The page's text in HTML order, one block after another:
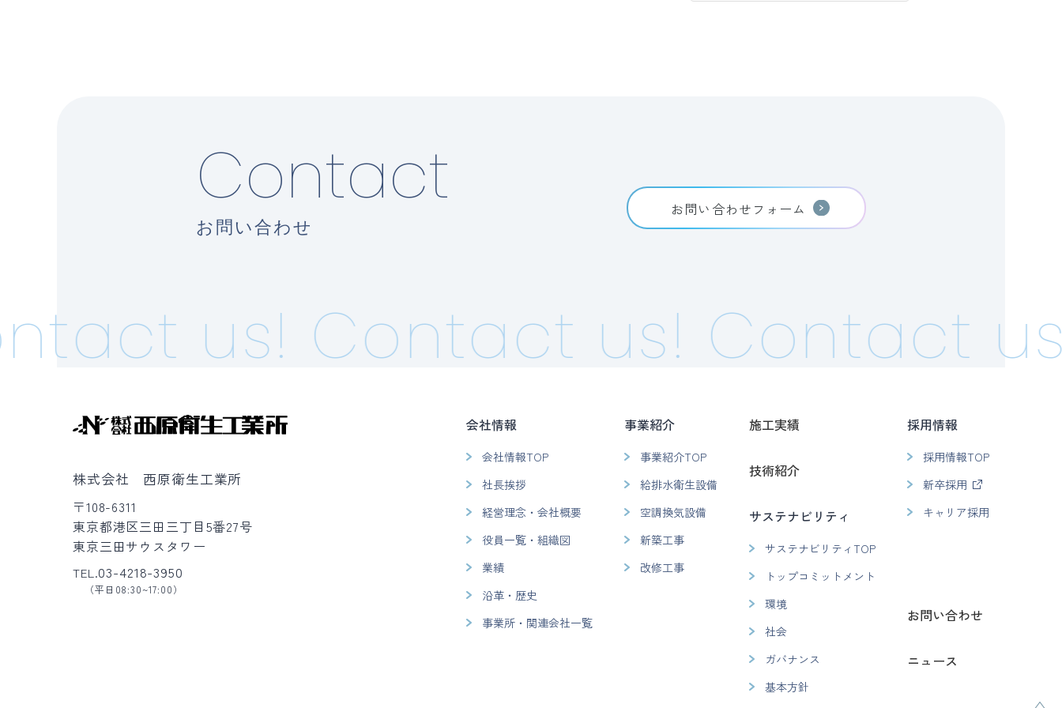
Contact
お問い合わせ
お問い合わせフォーム
us! Contact us! Contact us!
株式会社 西原衛生工業所
〒108-6311
東京都港区三田三丁目5番27号
東京三田サウスタワー
TEL.03-4218-3950
（平日08:30~17:00）
会社情報
会社情報TOP
社長挨拶
経営理念・会社概要
役員一覧・組織図
業績
沿革・歴史
事業所・関連会社一覧
事業紹介
事業紹介TOP
給排水衛生設備
空調換気設備
新築工事
改修工事
施工実績
技術紹介
サステナビリティ
サステナビリティTOP
トップコミットメント
環境
社会
ガバナンス
基本方針
採用情報
採用情報TOP
新卒採用
キャリア採用
お問い合わせ
ニュース